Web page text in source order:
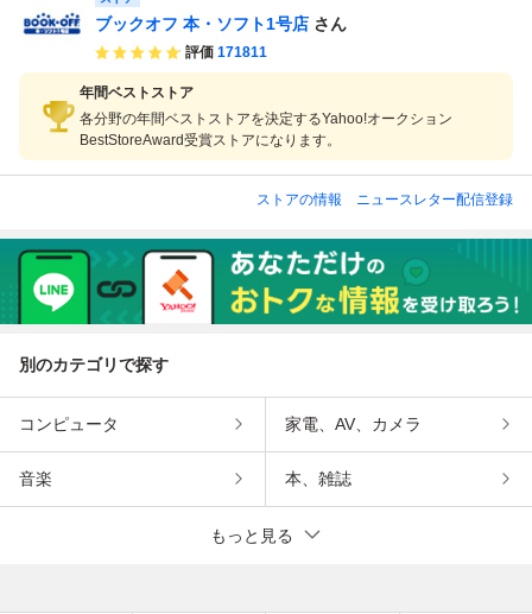
ブックオフ 本・ソフト1号店 さん
評価 171811
年間ベストストア
各分野の年間ベストストアを決定するYahoo!オークション
BestStoreAward受賞ストアになります。
ストアの情報 ニュースレター配信登録
別のカテゴリで探す
コンピュータ 家電、AV、カメラ
音楽 本、雑誌
もっと見る